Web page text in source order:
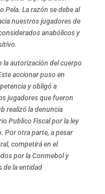
Pela. La razón se debe al
nuestros jugadores de
anabólicos y
la autorización del cuerpo
accionar puso en
y obligó a
jugadores que fueron
realizó la denuncia
Publico Fiscal por la ley
Por otra parte, a pesar
competirá en el
por la Conmebol y
de la entidad